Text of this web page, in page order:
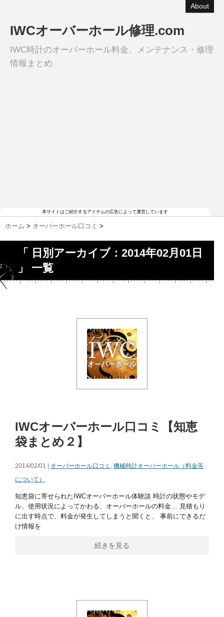
About
IWCオーバーホール修理.com
IWC時計のオーバーホール料金、メンテナンス・修理
情報まとめ
本サイトはご紹介するアイテムの広告によって運営しています
ホーム > オーバーホール口コミ >
「 日別アーカイブ：2014年02月01日
」 一覧
IWCオーバーホール口コミ【知恵
袋まとめ２】
2014/02/01 | オーバーホール口コミ , 機械時計オーバーホール（料金等
について）
知恵袋に寄せられたIWCオーバーホール体験談 時計の状態やモデ
ル、使用状況によってかわる、オーバーホールの料金… 見積もり
に出す時点で、料金が発生してしまうと聞くと、 事前にできるだ
け情報を
続きを見る